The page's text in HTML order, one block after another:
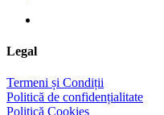
Legal
Termeni și Condiții
Politică de confidențialitate
Politică Cookies